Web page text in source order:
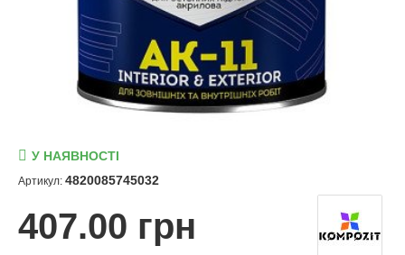
407.00 грн
У НАЯВНОСТІ
Артикул: 4820085745032